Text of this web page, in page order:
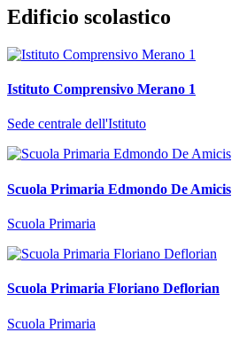
Edificio scolastico
Istituto Comprensivo Merano 1
Sede centrale dell'Istituto
Scuola Primaria Edmondo De Amicis
Scuola Primaria
Scuola Primaria Floriano Deflorian
Scuola Primaria